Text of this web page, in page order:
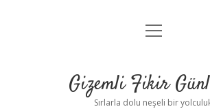
Anasayfa
Yasal Uyarı
menüyü
Gizemli Fikir
Sırlarla dolu neşeli bir